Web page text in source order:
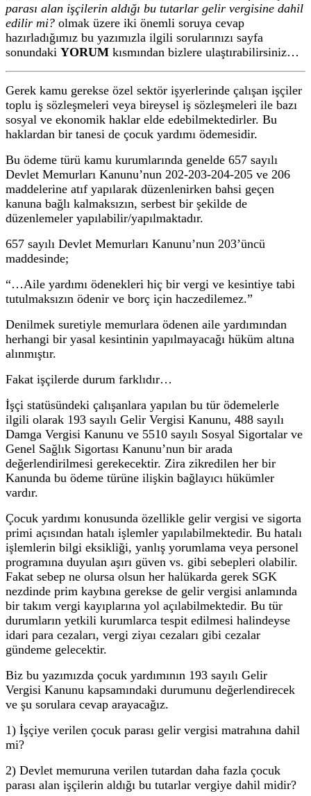
parası alan işçilerin aldığı bu tutarlar gelir vergisine dahil
edilir mi? olmak üzere iki önemli soruya cevap
hazırladığımız bu yazımızla ilgili sorularınızı sayfa
sonundaki YORUM kısmından bizlere ulaştırabilirsiniz…
Gerek kamu gerekse özel sektör işyerlerinde çalışan işçiler
toplu iş sözleşmeleri veya bireysel iş sözleşmeleri ile bazı
sosyal ve ekonomik haklar elde edebilmektedirler. Bu
haklardan bir tanesi de çocuk yardımı ödemesidir.
Bu ödeme türü kamu kurumlarında genelde 657 sayılı
Devlet Memurları Kanunu’nun 202-203-204-205 ve 206
maddelerine atıf yapılarak düzenlenirken bahsi geçen
kanuna bağlı kalmaksızın, serbest bir şekilde de
düzenlemeler yapılabilir/yapılmaktadır.
657 sayılı Devlet Memurları Kanunu’nun 203’üncü
maddesinde;
“…Aile yardımı ödenekleri hiç bir vergi ve kesintiye tabi
tutulmaksızın ödenir ve borç için haczedilemez.”
Denilmek suretiyle memurlara ödenen aile yardımından
herhangi bir yasal kesintinin yapılmayacağı hüküm altına
alınmıştır.
Fakat işçilerde durum farklıdır…
İşçi statüsündeki çalışanlara yapılan bu tür ödemelerle
ilgili olarak 193 sayılı Gelir Vergisi Kanunu, 488 sayılı
Damga Vergisi Kanunu ve 5510 sayılı Sosyal Sigortalar ve
Genel Sağlık Sigortası Kanunu’nun bir arada
değerlendirilmesi gerekecektir. Zira zikredilen her bir
Kanunda bu ödeme türüne ilişkin bağlayıcı hükümler
vardır.
Çocuk yardımı konusunda özellikle gelir vergisi ve sigorta
primi açısından hatalı işlemler yapılabilmektedir. Bu hatalı
işlemlerin bilgi eksikliği, yanlış yorumlama veya personel
programına duyulan aşırı güven vs. gibi sebepleri olabilir.
Fakat sebep ne olursa olsun her halükarda gerek SGK
nezdinde prim kaybına gerekse de gelir vergisi anlamında
bir takım vergi kayıplarına yol açılabilmektedir. Bu tür
durumların yetkili kurumlarca tespit edilmesi halindeyse
idari para cezaları, vergi ziyaı cezaları gibi cezalar
gündeme gelecektir.
Biz bu yazımızda çocuk yardımının 193 sayılı Gelir
Vergisi Kanunu kapsamındaki durumunu değerlendirecek
ve şu sorulara cevap arayacağız.
1) İşçiye verilen çocuk parası gelir vergisi matrahına dahil
mi?
2) Devlet memuruna verilen tutardan daha fazla çocuk
parası alan işçilerin aldığı bu tutarlar vergiye dahil midir?